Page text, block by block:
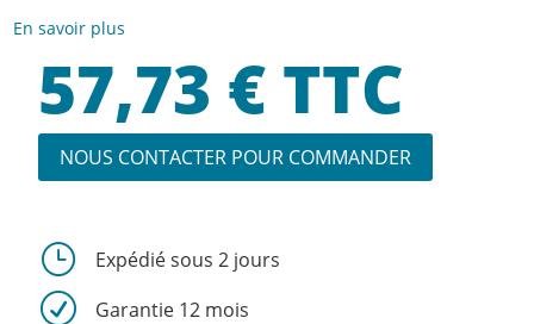
En savoir plus
57,73 € TTC
NOUS CONTACTER POUR COMMANDER
} Expédié sous 2 jours
R Garantie 12 mois